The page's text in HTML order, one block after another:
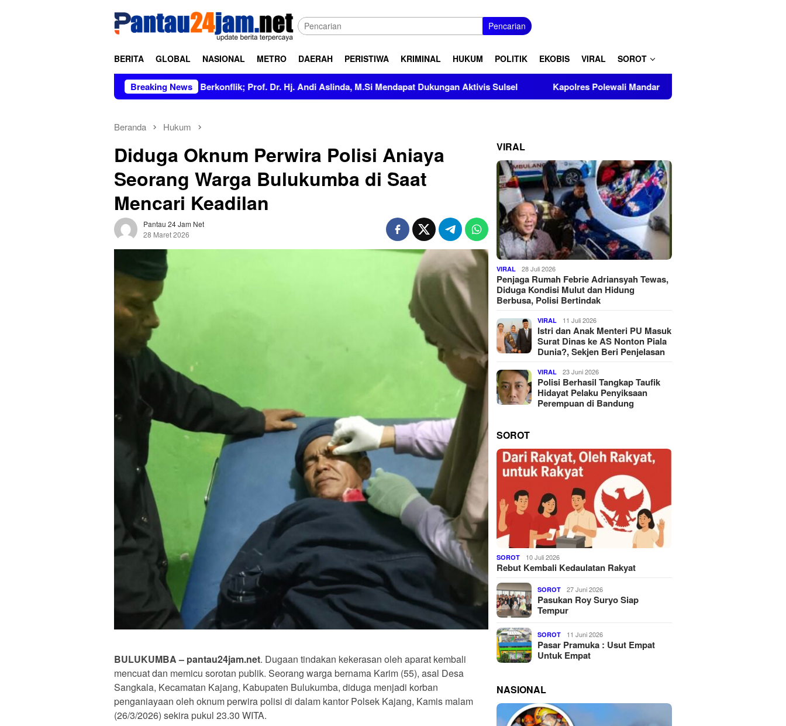
Pencarian
BERITA GLOBAL NASIONAL METRO DAERAH PERISTIWA KRIMINAL HUKUM POLITIK EKOBIS VIRAL SOROT
Breaking News
Figur Bersih dan Tidak Berkonflik; Prof. Dr. Hj. Andi Aslinda, M.Si Mendapat Dukungan Aktivis Sulsel Kapolres Polewali Mandar Turut Musnahkan Barang Bukti Perkara Inkrah di
Beranda Hukum
Diduga Oknum Perwira Polisi Aniaya
Seorang Warga Bulukumba di Saat
Mencari Keadilan
Pantau 24 Jam Net
28 Maret 2026
BULUKUMBA – pantau24jam.net. Dugaan tindakan kekerasan oleh aparat kembali
mencuat dan memicu sorotan publik. Seorang warga bernama Karim (55), asal Desa
Sangkala, Kecamatan Kajang, Kabupaten Bulukumba, diduga menjadi korban
penganiayaan oleh oknum perwira polisi di dalam kantor Polsek Kajang, Kamis malam
(26/3/2026) sekira pukul 23.30 WITA.
VIRAL
VIRAL 28 Juli 2026
Penjaga Rumah Febrie Adriansyah Tewas,
Diduga Kondisi Mulut dan Hidung
Berbusa, Polisi Bertindak
VIRAL 11 Juli 2026
Istri dan Anak Menteri PU Masuk
Surat Dinas ke AS Nonton Piala
Dunia?, Sekjen Beri Penjelasan
VIRAL 23 Juni 2026
Polisi Berhasil Tangkap Taufik
Hidayat Pelaku Penyiksaan
Perempuan di Bandung
SOROT
SOROT 10 Juli 2026
Rebut Kembali Kedaulatan Rakyat
SOROT 27 Juni 2026
Pasukan Roy Suryo Siap
Tempur
SOROT 11 Juni 2026
Pasar Pramuka : Usut Empat
Untuk Empat
NASIONAL